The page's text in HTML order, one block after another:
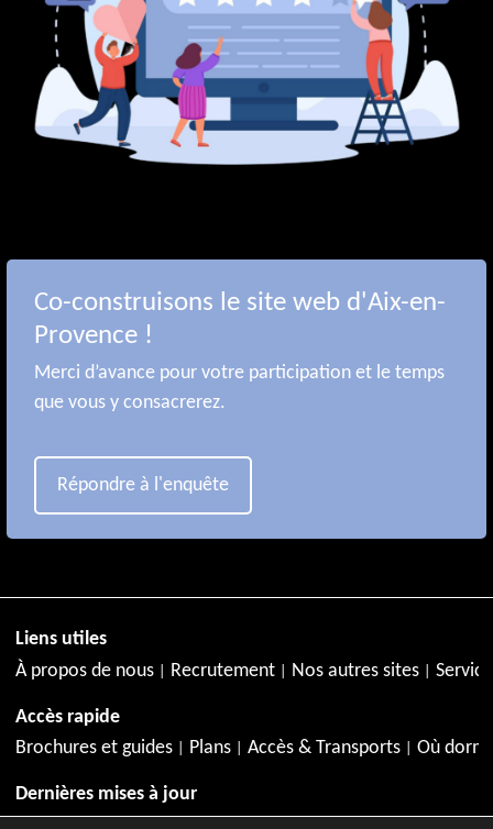
Co-construisons le site web d'Aix-en-
Provence !
Merci d’avance pour votre participation et le temps
que vous y consacrerez.
Répondre à l'enquête
Liens utiles
À propos de nous
Recrutement Nos autres sites
Accès rapide
Brochures et guides
Plans Accès & Transports Où
Dernières mises à jour